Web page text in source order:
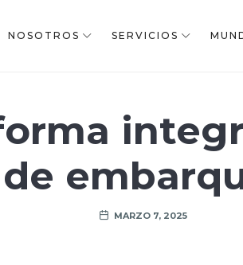
NOSOTROS SERVICIOS
de
MARZO 7, 2025